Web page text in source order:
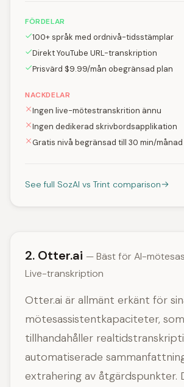
FÖRDELAR
100+ språk med ordnivå-tidsstämplar
Direkt YouTube URL-transkription
Prisvärd $9.99/mån obegränsad plan
NACKDELAR
Ingen live-mötestranskrition ännu
Ingen dedikerad skrivbordsapplikation
Gratis nivå begränsad till 30 min/månad
See full SozAI vs Trint comparison
2. Otter.ai — Bäst för AI-
Live-transkription
Otter.ai är allmänt erkänt för
mötesassistentkapaciteter, som
tillhandahåller
automatiserade
extrahering av åtgärdspunkter.